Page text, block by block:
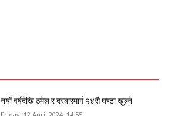
नयाँ वर्षदेखि ठमेल र दरबारमार्ग २४सै घण्टा खुल्ने